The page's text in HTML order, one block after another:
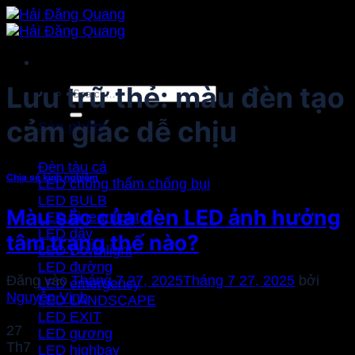
Bỏ
qua
dung
Search
for:
Sản phẩm
Đèn tàu cá
LED chống thấm chống bụi
LED BULB
LED Linear light
LED dây
LED Downlight
LED đường
LED emergency
LED LANDSCAPE
LED EXIT
LED gương
LED highbay
Lưu trữ thẻ:màu đèn tạo
cảm giác dễ chịu
Chia sẻ kinh nghiệm
Màu sắc của đèn LED ảnh hưởng
tâm trạng thế nào?
Đăng vàoTháng 7 27, 2025Tháng 7 27, 2025 bởi
Nguyễn Vinh
27
Th7